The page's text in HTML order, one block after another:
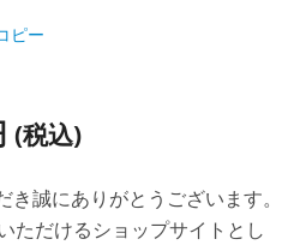
ピー
(税込)
誠にありがとうございます。
ただけるショップサイトとし